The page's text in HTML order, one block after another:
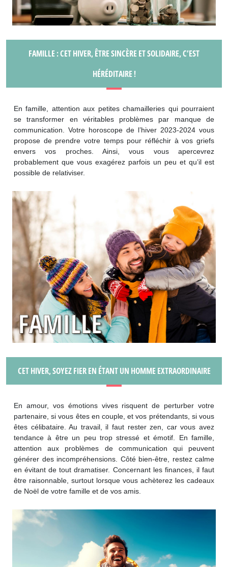
FAMILLE : CET HIVER, ÊTRE SINCÈRE ET SOLIDAIRE, C’EST
HÉRÉDITAIRE !
En famille, attention aux petites chamailleries qui pourraient
se transformer en véritables problèmes par manque de
communication. Votre horoscope de l’hiver 2023-2024 vous
propose de prendre votre temps pour réfléchir à vos griefs
envers vos proches. Ainsi, vous vous apercevrez
probablement que vous exagérez parfois un peu et qu’il est
possible de relativiser.
CET HIVER, SOYEZ FIER EN ÉTANT UN HOMME EXTRAORDINAIRE
En amour, vos émotions vives risquent de perturber votre
partenaire, si vous êtes en couple, et vos prétendants, si vous
êtes célibataire. Au travail, il faut rester zen, car vous avez
tendance à être un peu trop stressé et émotif. En famille,
attention aux problèmes de communication qui peuvent
générer des incompréhensions. Côté bien-être, restez calme
en évitant de tout dramatiser. Concernant les finances, il faut
être raisonnable, surtout lorsque vous achèterez les cadeaux
de Noël de votre famille et de vos amis.